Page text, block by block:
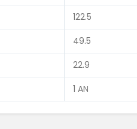
122.5
49.5
22.9
1 AN